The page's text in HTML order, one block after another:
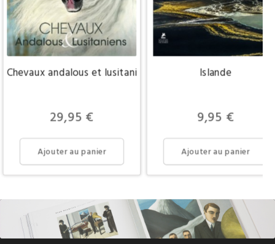
Chevaux andalous et lusitaniens
Prix
29,95 €
Ajouter au panier
Islande
Prix
9,95 €
Ajouter au panier